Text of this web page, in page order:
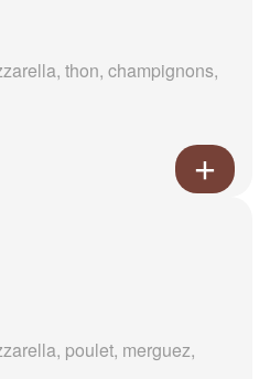
thon, champignons,
poulet, merguez,